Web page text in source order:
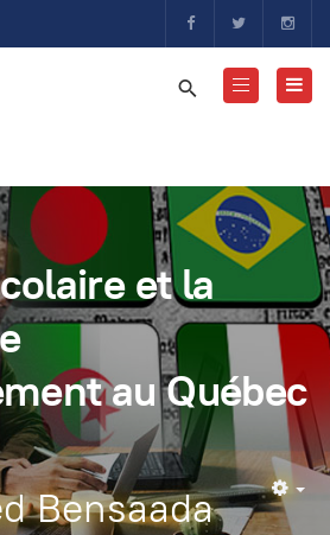
et la
au Québec
Bensaada